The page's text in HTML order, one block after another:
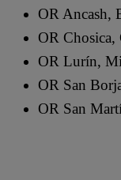
OR Ancash,
OR Chosica,
OR Lurín,
OR San
OR San